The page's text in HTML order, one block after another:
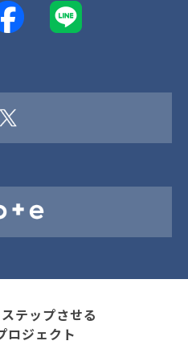
テップさせる
ロジェクト